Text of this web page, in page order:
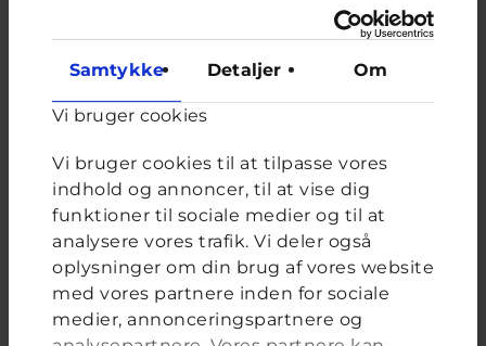
Samtykke Detaljer Om
Vi bruger cookies
Vi bruger cookies til at tilpasse vores
indhold og annoncer, til at vise dig
funktioner til sociale medier og til at
analysere vores trafik. Vi deler også
oplysninger om din brug af vores website
med vores partnere inden for sociale
medier, annonceringspartnere og
Afstemning
Er du religiøs?
Valgmuligheder
Ja, jeg tror på en bestemt religion
Jeg tror ikke på noget bestemt, men er måske alligevel lidt
religiøs
Nej, jeg tror overhovedet ikke på noget
Jeg ved det ikke rigtig, er meget i tvivl